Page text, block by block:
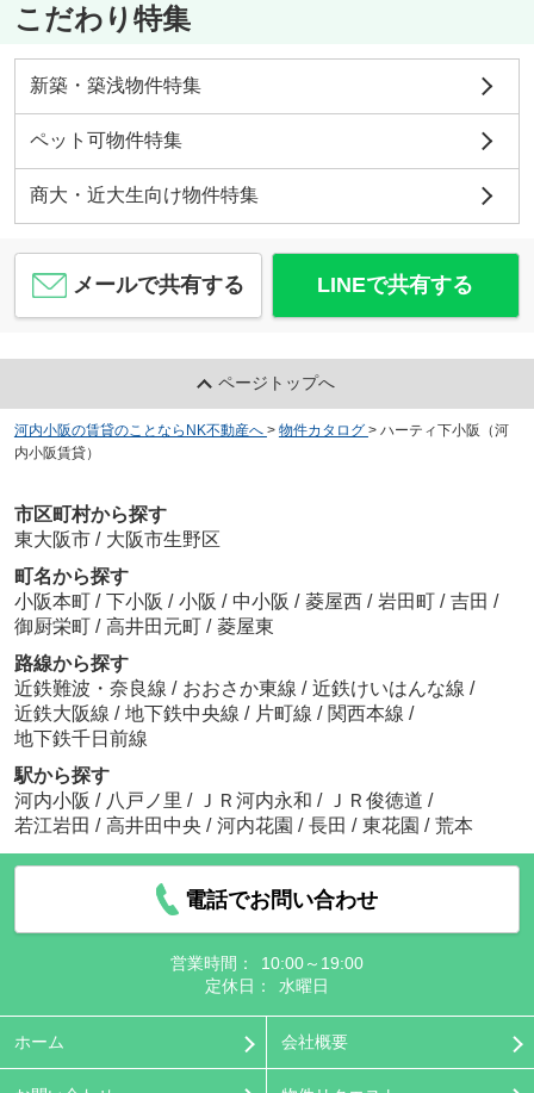
こだわり特集
新築・築浅物件特集
ペット可物件特集
商大・近大生向け物件特集
メールで共有する LINEで共有する
ページトップへ
河内小阪の賃貸のことならNK不動産へ > 物件カタログ > ハーティ下小阪（河
内小阪賃貸）
市区町村から探す
東大阪市 / 大阪市生野区
町名から探す
小阪本町 / 下小阪 / 小阪 / 中小阪 / 菱屋西 / 岩田町 / 吉田 /
御厨栄町 / 高井田元町 / 菱屋東
路線から探す
近鉄難波・奈良線 / おおさか東線 / 近鉄けいはんな線 /
近鉄大阪線 / 地下鉄中央線 / 片町線 / 関西本線 /
地下鉄千日前線
駅から探す
河内小阪 / 八戸ノ里 / ＪＲ河内永和 / ＪＲ俊徳道 /
若江岩田 / 高井田中央 / 河内花園 / 長田 / 東花園 / 荒本
電話でお問い合わせ
営業時間：
10:00～19:00
定休日：
水曜日
ホーム 会社概要